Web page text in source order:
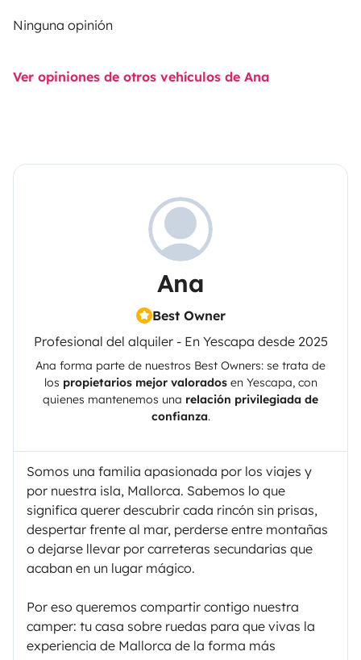
Ninguna opinión
Ver opiniones de otros vehículos de Ana
Ana
Best Owner
Profesional del alquiler - En Yescapa desde 2025
Ana forma parte de nuestros Best Owners: se trata de
los propietarios mejor valoradosen Yescapa, con
quienes mantenemos una relación privilegiada de
confianza.
Somos una familia apasionada por los viajes y
por nuestra isla, Mallorca. Sabemos lo que
significa querer descubrir cada rincón sin prisas,
despertar frente al mar, perderse entre montañas
o dejarse llevar por carreteras secundarias que
acaban en un lugar mágico.
Por eso queremos compartir contigo nuestra
camper: tu casa sobre ruedas para que vivas la
experiencia de Mallorca de la forma más